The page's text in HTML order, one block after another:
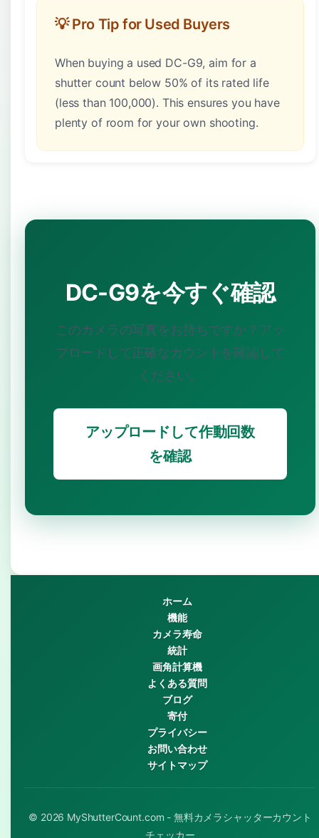
💡 Pro Tip for Used Buyers
When buying a used DC-G9, aim for a
shutter count below 50% of its rated life
(less than 100,000). This ensures you have
plenty of room for your own shooting.
DC-G9を今すぐ確認
このカメラの写真をお持ちですか？アッ
プロードして正確なカウントを確認して
ください。
アップロードして作動回数
を確認
ホーム
機能
カメラ寿命
統計
画角計算機
よくある質問
ブログ
寄付
プライバシー
お問い合わせ
サイトマップ
© 2026 MyShutterCount.com - 無料カメラシャッターカウント
チェッカー